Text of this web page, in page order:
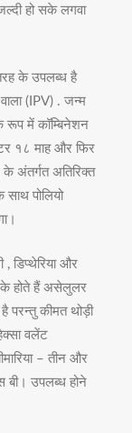
हो सके लगवा
के उपलब्ध है
वाला (IPV) . जन्म
रूप में कॉम्बिनेशन
१८ माह और फिर
के अंतर्गत अतिरिक्त
पोलियो
, डिप्थेरिया और
के होते हैं असेलुलर
परन्तु कीमत थोड़ी
वलेंट
– तीन और
बी। उपलब्ध होने